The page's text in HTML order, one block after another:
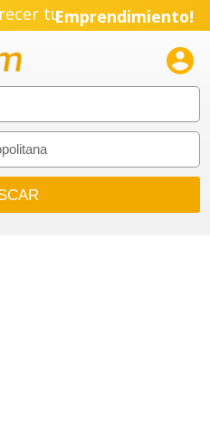
tuEmprendimiento!
